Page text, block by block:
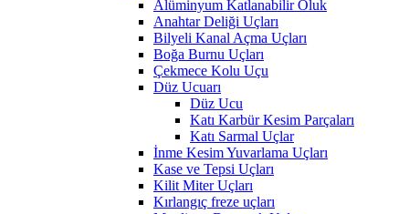
Alüminyum Katlanabilir Oluk
Anahtar Deliği Uçları
Bilyeli Kanal Açma Uçları
Boğa Burnu Uçları
Çekmece Kolu Uçu
Düz Ucuarı
Düz Ucu
Katı Karbür Kesim Parçaları
Katı Sarmal Uçlar
İnme Kesim Yuvarlama Uçları
Kase ve Tepsi Uçları
Kilit Miter Uçları
Kırlangıç freze uçları